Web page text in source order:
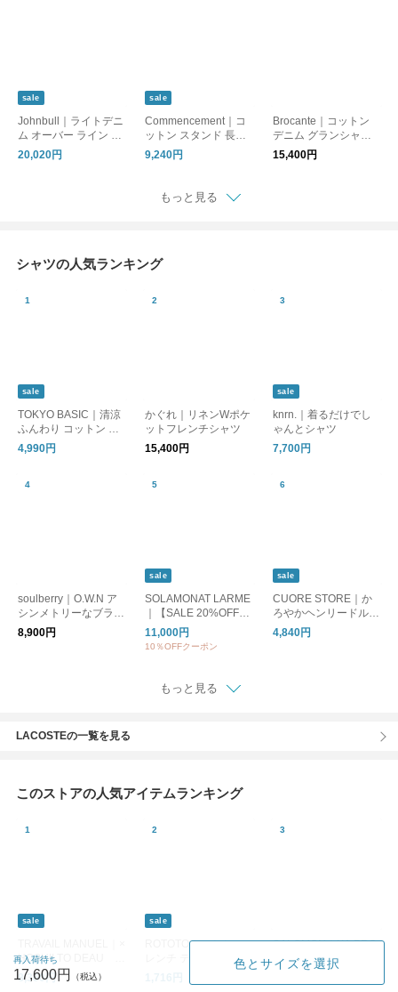
sale
Johnbull｜ライトデニ
ム オーバー ライン シ
ャツ jl253s09-kr
20,020円
sale
Commencement｜コ
ットン スタンド 長袖
シャツ “Stand shirt” c-
314-mt
9,240円
Brocante｜コットン
デニム グランシャツ 3
6-078e
15,400円
もっと見る
シャツの人気ランキング
sale
TOKYO BASIC｜清涼
ふんわり コットン ロ
ーン 五分袖 シャツ｜
半袖ブラウス
4,990円
かぐれ｜リネンWポケ
ットフレンチシャツ
15,400円
sale
knrn.｜着るだけでし
ゃんとシャツ
7,700円
soulberry｜O.W.N ア
シンメトリーなブラウ
ス
8,900円
sale
SOLAMONAT LARME
｜【SALE 20%OFF】
シアーナイロンドロー
コードショートスリー
11,000円
10％OFFクーポン
sale
CUORE STORE｜か
ろやかヘンリードルマ
ンプルオーバー
4,840円
もっと見る
LACOSTEの一覧を見る
このストアの人気アイテムランキング
sale
HOSHII TO DEAU ar
anciato別注 強撚 クー
8,360円
sale
ROTOTO｜ロトト フ
レンチ ティータオル
パターン ソックス 靴
下 FRENCH TEATOW
SALOMON｜XA PRO
3D トレイル スニーカ
ー xapro3d【国内8月
7日発売 l49195900】
再入荷待ち
17,600円
色とサイズを選択